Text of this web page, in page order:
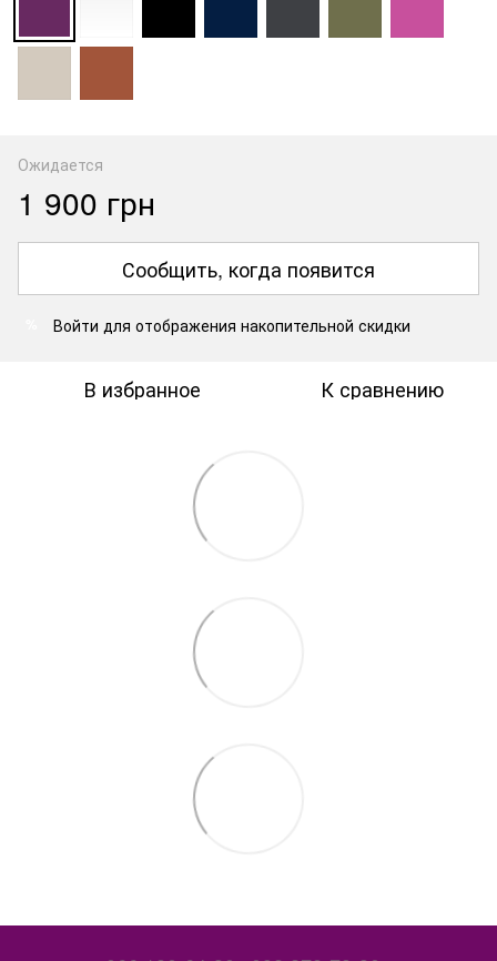
Ожидается
1 900 грн
Сообщить, когда появится
Войти для отображения накопительной скидки
В избранное К сравнению